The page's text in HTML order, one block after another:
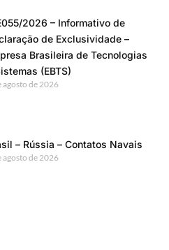
2026 – Informativo de
de Exclusividade –
Brasileira de Tecnologias
(EBTS)
agosto de 2026
– Rússia – Contatos Navais
agosto de 2026